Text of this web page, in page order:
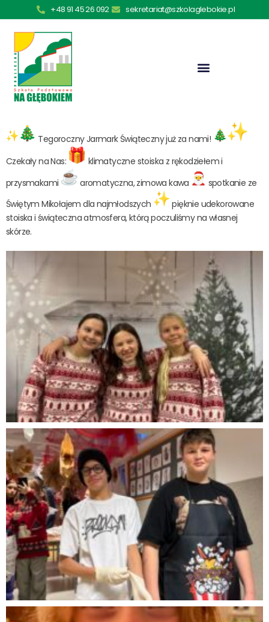
+48 91 45 26 092 sekretariat@szkolaglebokie.pl
Tegoroczny Jarmark Świąteczny już za nami!
Czekały na Nas:
klimatyczne stoiska z rękodziełem i
przysmakami
aromatyczna, zimowa kawa
spotkanie ze
Świętym Mikołajem dla najmłodszych
pięknie udekorowane
stoiska i świąteczna atmosfera, którą poczuliśmy na własnej
skórze.